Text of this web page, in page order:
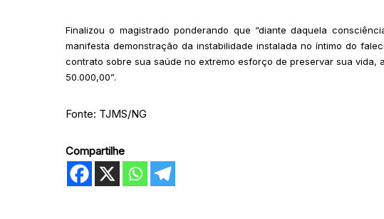
Finalizou o magistrado ponderando que “diante daquela
manifesta demonstração da instabilidade instalada no íntimo do
contrato sobre sua saúde no extremo esforço de preservar sua vida,
50.000,00”.
Fonte: TJMS/NG
Compartilhe